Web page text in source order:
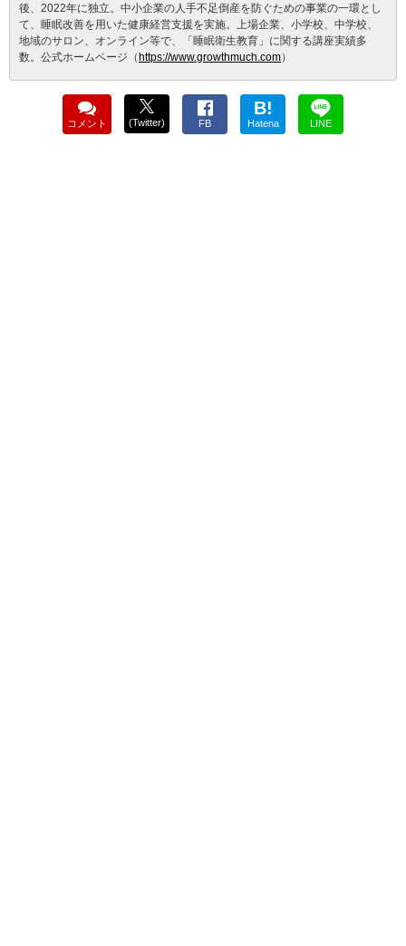
後、2022年に独立。中小企業の人手不足倒産を防ぐための事業の一環とし
て、睡眠改善を用いた健康経営支援を実施。上場企業、小学校、中学校、
地域のサロン、オンライン等で、「睡眠衛生教育」に関する講座実績多
数。公式ホームページ（ https://www.growthmuch.com）
コメント (Twitter) FB
B!
Hatena LINE